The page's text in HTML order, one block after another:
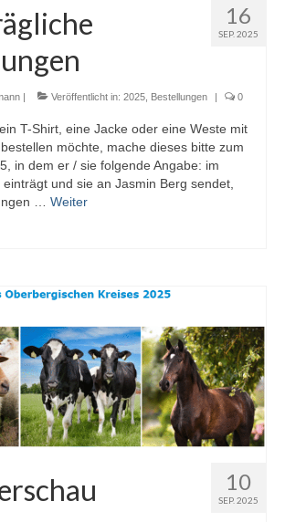
16
SEP. 2025
| Veröffentlicht in: 2025 Bestellungen | 0
T-Shirt, eine Jacke oder eine Weste mit
möchte, mache dieses bitte zum
in dem er / sie folgende Angabe: im
und sie an Jasmin Berg sendet,
… Weiter
10
SEP. 2025